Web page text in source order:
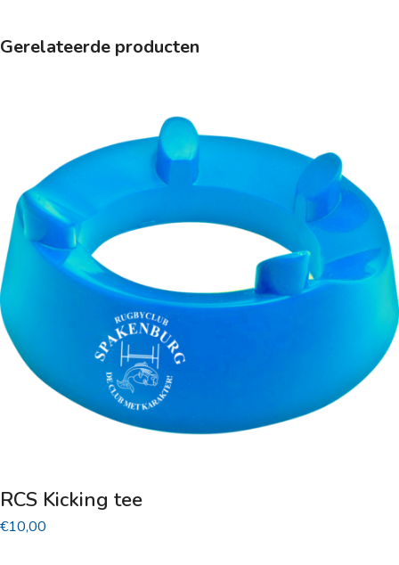
Gerelateerde producten
RCS Kicking tee
€10,00